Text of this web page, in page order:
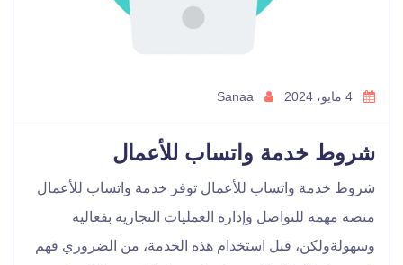
4 مايو، 2024
شروط خدمة واتساب للأعمال
شروط خدمة واتساب للأعمال توفر خدمة واتساب للأعمال
منصة مهمة للتواصل وإدارة العمليات التجارية بفعالية
وسهولةولكن، قبل استخدام هذه الخدمة، من الضروري فهم